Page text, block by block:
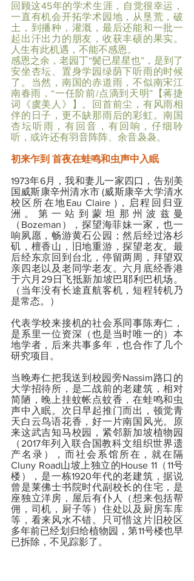
回顾这45年的学术生涯，自觉很幸运，
一直有机会开拓学术园地，从垦荒，破
土，到播种，灌溉，最后还能和一批一
起出汗出力的朋友，收获丰硕的果实。
人生有此机遇，不能不感恩。
感恩之余，老园丁“鬓已星星也”，是到了
安坐杏坛、置身学园绿荫下听雨的时候
了。当然，南国的赤道雨，不似南宋江
南春雨，“一任阶前/点滴到天明”【蒋捷
词《虞美人》】。回首前尘，有风雨相
伴的日子，更不缺那雨后的彩虹。南国
杏坛听雨，有回音，有回响，仔细聆
听，或许还有羽音阵阵、余音袅袅。
初来乍到 首夜在蛙鸣和虫声中入眠
1973年6月，我和妻儿一家四口，告别美
国威斯康辛州清水市 (威斯康辛大学清水
校区所在地Eau Claire )，启程回归亚
洲。第一站到蒙坦那州波兹曼
（Bozeman），探望海菲妹一家，也一
响夙愿，畅游黄石公园；然后经过洛杉
矶，檀香山，旧地重游，探望老友。最
后经东京回到台北，停留两周，拜望双
亲四老以及老同学老友。六月底经香港
于六月29日飞抵新加坡巴耶利巴机场。
（当年没有长途直航客机，短程转机乃
是常态。）
代表学校来接机的社会系同事陈寿仁，
是系里一位资深（也是当时唯一的）本
地学者，后来共事多年，也合作了几个
研究项目。
当晚寿仁把我送到校园旁Nassim路口的
大学招待所，是二战前的老建筑，相对
简陋，晚上挂蚊帐点蚊香，在蛙鸣和虫
声中入眠。次日早起推门而出，顿觉青
天白云鸟语花香，好一片南国风光。原
来这武吉知马校园，紧邻新加坡植物园
（2017年列入联合国教科文组织世界遗
产名录），而社会系馆所在，就在隔
Cluny Road山坡上独立的House 11（11号
楼），是一栋1920年代的老建筑，据说
曾是莱佛士书院时代副校长的住宅，是
座独立洋房，屋后有仆人（想来包括帮
佣，司机，厨子等）住处以及厨房车库
等，看来风水不错。只可惜这片旧校区
多年前已经划归给植物园，第11号楼也早
已拆除，不见踪影了。